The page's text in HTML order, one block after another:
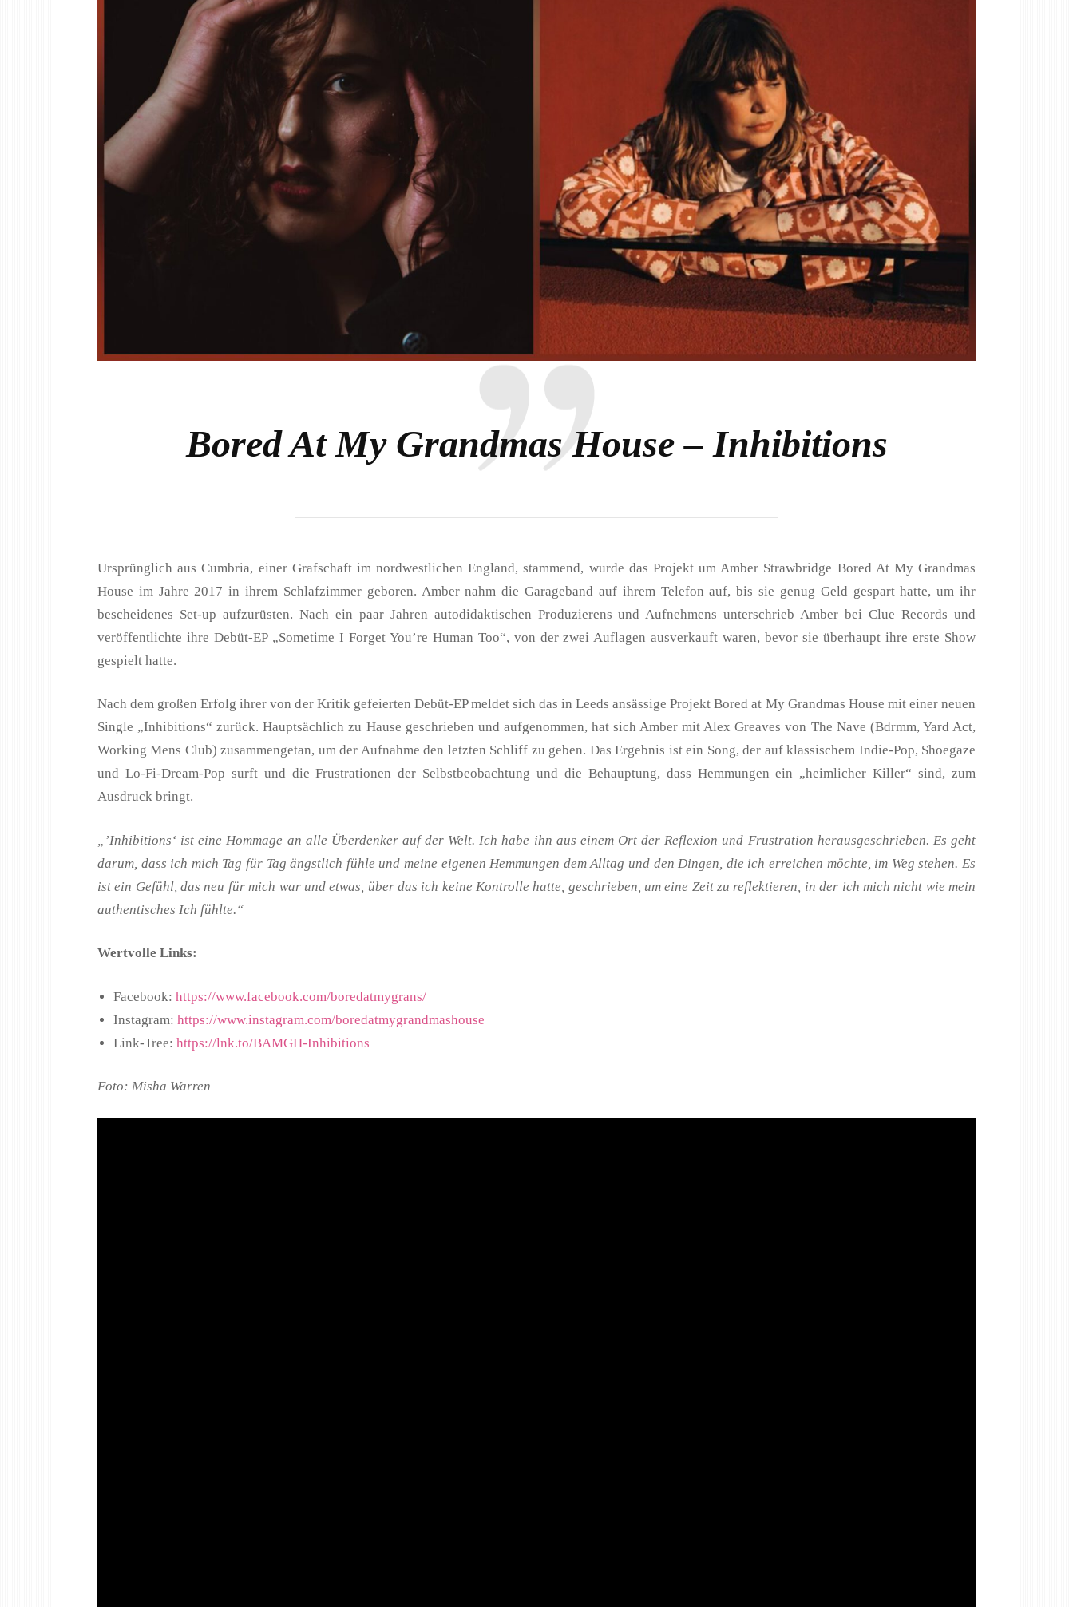
Bored At My Grandmas House – Inhibitions
Ursprünglich aus Cumbria, einer Grafschaft im nordwestlichen England, stammend, wurde das Projekt um Amber Strawbridge Bored At My Grandmas
House im Jahre 2017 in ihrem Schlafzimmer geboren. Amber nahm die Garageband auf ihrem Telefon auf, bis sie genug Geld gespart hatte, um ihr
bescheidenes Set-up aufzurüsten. Nach ein paar Jahren autodidaktischen Produzierens und Aufnehmens unterschrieb Amber bei Clue Records und
veröffentlichte ihre Debüt-EP „Sometime I Forget You’re Human Too“, von der zwei Auflagen ausverkauft waren, bevor sie überhaupt ihre erste Show
gespielt hatte.
Nach dem großen Erfolg ihrer von der Kritik gefeierten Debüt-EP meldet sich das in Leeds ansässige Projekt Bored at My Grandmas House mit einer neuen
Single „Inhibitions“ zurück. Hauptsächlich zu Hause geschrieben und aufgenommen, hat sich Amber mit Alex Greaves von The Nave (Bdrmm, Yard Act,
Working Mens Club) zusammengetan, um der Aufnahme den letzten Schliff zu geben. Das Ergebnis ist ein Song, der auf klassischem Indie-Pop, Shoegaze
und Lo-Fi-Dream-Pop surft und die Frustrationen der Selbstbeobachtung und die Behauptung, dass Hemmungen ein „heimlicher Killer“ sind, zum
Ausdruck bringt.
„’Inhibitions‘ ist eine Hommage an alle Überdenker auf der Welt. Ich habe ihn aus einem Ort der Reflexion und Frustration herausgeschrieben. Es geht
darum, dass ich mich Tag für Tag ängstlich fühle und meine eigenen Hemmungen dem Alltag und den Dingen, die ich erreichen möchte, im Weg stehen. Es
ist ein Gefühl, das neu für mich war und etwas, über das ich keine Kontrolle hatte, geschrieben, um eine Zeit zu reflektieren, in der ich mich nicht wie mein
authentisches Ich fühlte.“
Wertvolle Links:
Facebook: https://www.facebook.com/boredatmygrans/
Instagram: https://www.instagram.com/boredatmygrandmashouse
Link-Tree: https://lnk.to/BAMGH-Inhibitions
Foto: Misha Warren